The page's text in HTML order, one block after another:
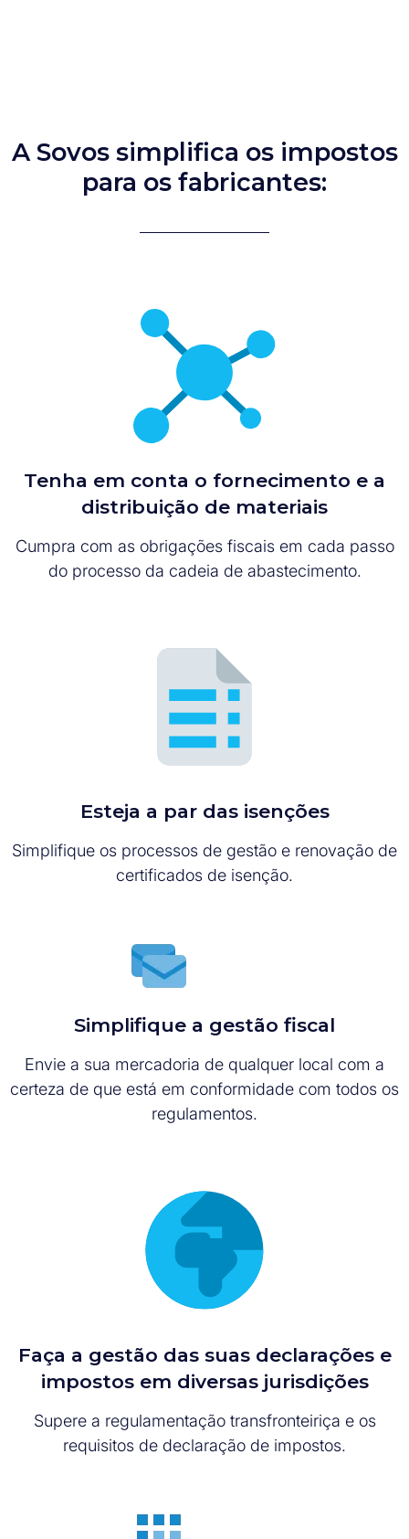
A Sovos simplifica os impostos
para os fabricantes:
Tenha em conta o fornecimento e a
distribuição de materiais
Cumpra com as obrigações fiscais em cada passo
do processo da cadeia de abastecimento.
Esteja a par das isenções
Simplifique os processos de gestão e renovação de
certificados de isenção.
Simplifique a gestão fiscal
Envie a sua mercadoria de qualquer local com a
certeza de que está em conformidade com todos os
regulamentos.
Faça a gestão das suas declarações e
impostos em diversas jurisdições
Supere a regulamentação transfronteiriça e os
requisitos de declaração de impostos.